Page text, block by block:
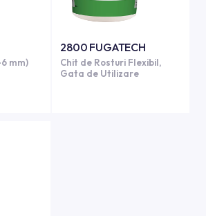
mm)
2800 FUGATECH
Chit de Rosturi Flexibil,
Gata de Utilizare